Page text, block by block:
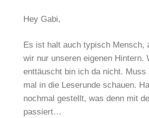
Hey Gabi,
Es ist halt auch typisch Mensch,
wir nur unseren eigenen Hintern.
enttäuscht bin ich da nicht. Muss
mal in die Leserunde schauen.
nochmal gestellt, was denn mit
passiert…